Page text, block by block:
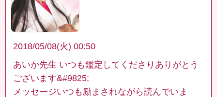
2018/05/08(火) 00:50
あいか先生 いつも鑑定してくださりありがとう
ございます&#9825;
メッセージいつも励まされながら読んでいま